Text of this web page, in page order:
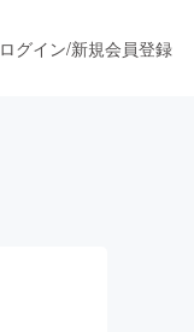
ログイン/新規会員登録